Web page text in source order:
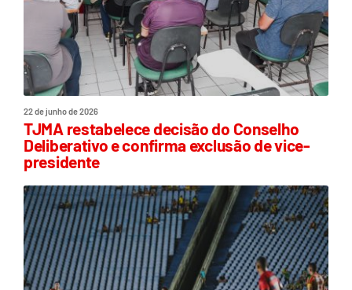
22 de junho de 2026
TJMA restabelece decisão do Conselho
Deliberativo e confirma exclusão de vice-
presidente